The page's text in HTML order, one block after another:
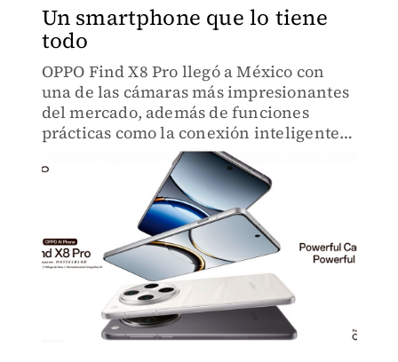
Un smartphone que lo tiene
todo
OPPO Find X8 Pro llegó a México con
una de las cámaras más impresionantes
del mercado, además de funciones
prácticas como la conexión inteligente
que te permitirá compartir archivos con
iOS y mucho más